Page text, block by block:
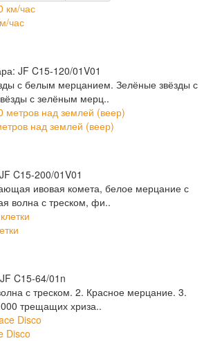
час
JF C15-120/01V01
с белым мерцанием. Зелёные звёзды с
с зелёным мерц..
над землей (веер)
JF C15-200/01V01
ивовая комета, белое мерцание с
волна с треском, фи..
JF C15-64/01n
с треском. 2. Красное мерцание. 3.
трещащих хриза..
Disco